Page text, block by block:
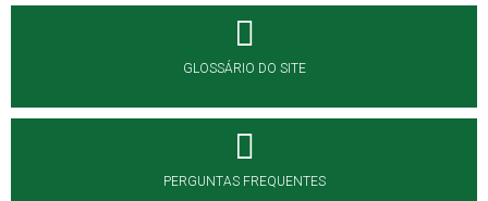
GLOSSÁRIO DO SITE
PERGUNTAS FREQUENTES